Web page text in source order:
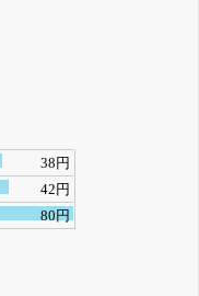
38円
42円
80円